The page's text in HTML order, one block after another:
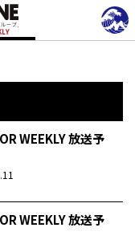
WEEKLY 放送予
WEEKLY 放送予